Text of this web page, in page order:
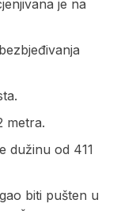
je na
metra.
dužinu od 411
biti pušten u